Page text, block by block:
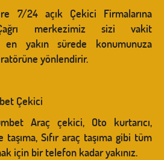
7/24 açık Çekici Firmalarına
merkezimiz sizi vakit
yakın sürede konumunuza
yönlendirir.
Çekici
Araç çekici, Oto kurtarıcı,
taşıma, Sıfır araç taşıma gibi tüm
için bir telefon kadar yakınız.